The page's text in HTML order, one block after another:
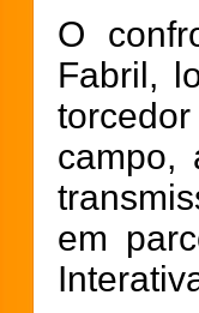
O
Fabril,
campo,
em